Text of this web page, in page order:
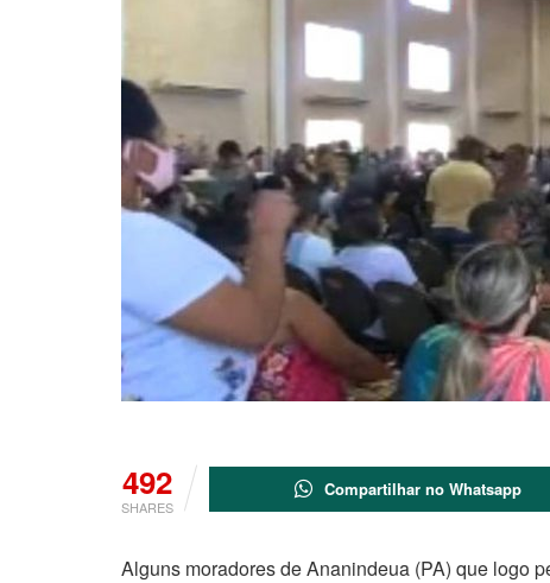
492
SHARES
Compartilhar no Whatsapp
Alguns moradores de Ananindeua (PA) que logo